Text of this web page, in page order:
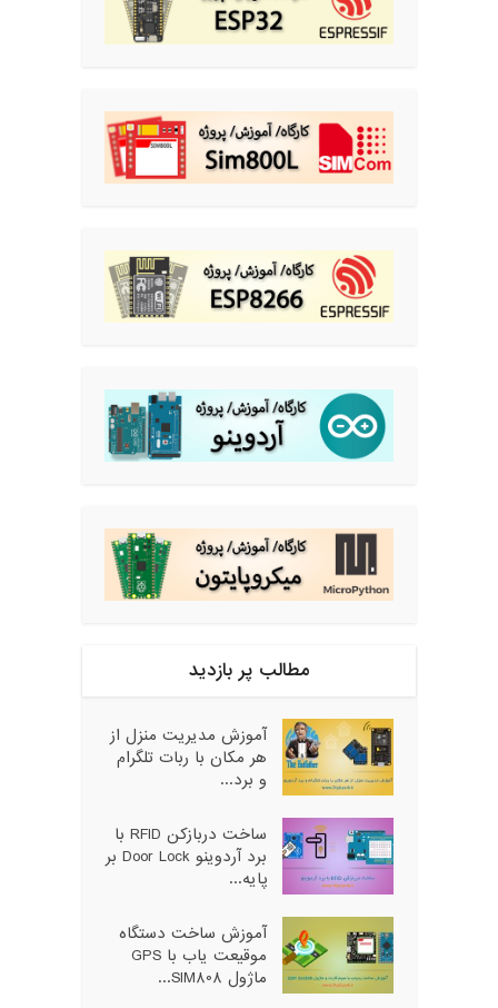
مطالب پر بازدید
آموزش مدیریت منزل از
هر مکان با ربات تلگرام
و برد...
ساخت دربازکن RFID با
برد آردوینو Door Lock بر
پایه...
آموزش ساخت دستگاه
موقیعت یاب با GPS
ماژول SIM808...